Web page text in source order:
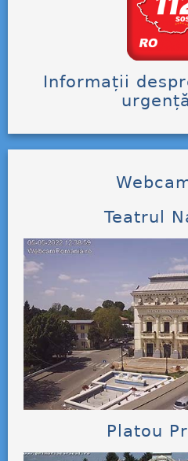
Informații
Teatrul
Platou